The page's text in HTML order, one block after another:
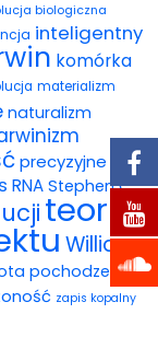
biologiczna
inteligentny
komórka
materializm
naturalizm
precyzyjne
RNA Stephen C.
teoria
William
pochodzenia
zapis kopalny